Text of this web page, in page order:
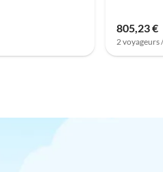
805,23 €
2 voyageurs